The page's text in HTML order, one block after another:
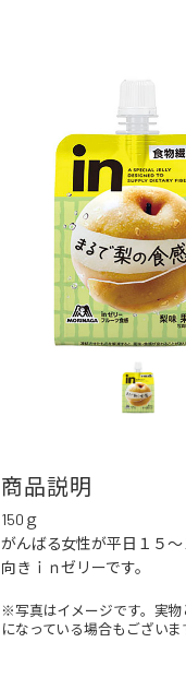
商品説明
150ｇ
がんばる女性が平日１５
向きｉｎゼリーです。
※写真はイメージです。実
になっている場合もござい